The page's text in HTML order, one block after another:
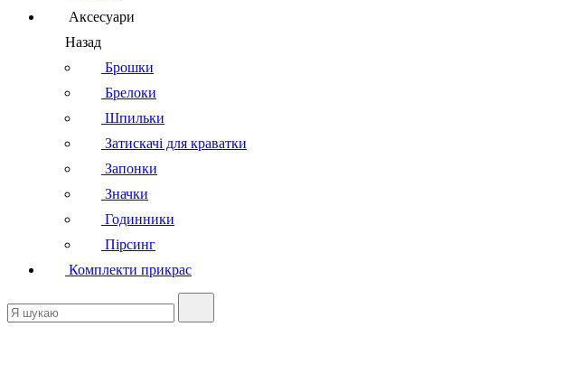
Аксесуари
Назад
Брошки
Брелоки
Шпильки
Затискачі для краватки
Запонки
Значки
Годинники
Пірсинг
Комплекти прикрас